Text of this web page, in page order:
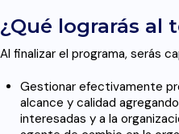
¿Qué lograrás al
Al finalizar el programa, serás
Gestionar efectivamente
alcance y calidad
interesadas y a la